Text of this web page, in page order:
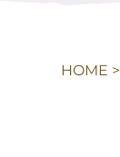
HOME >